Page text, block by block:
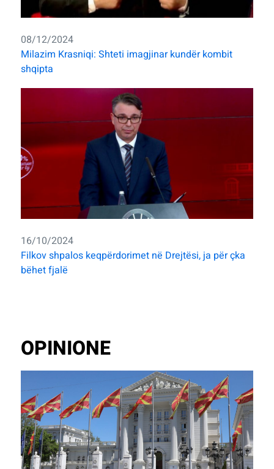
08/12/2024
Milazim Krasniqi: Shteti imagjinar kundër kombit
shqipta
16/10/2024
Filkov shpalos keqpërdorimet në Drejtësi, ja për çka
bëhet fjalë
OPINIONE